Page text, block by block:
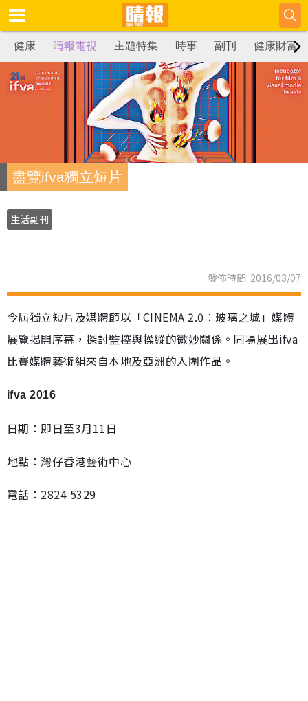
健康 晴報電視 主題特集 時事 副刊 健康財富
盡覽ifva獨立短片
生活副刊
發佈時間: 2016/03/07
今屆獨立短片及媒體節以「CINEMA 2.0：玻璃之城」媒體
展覽揭開序幕，探討監控與操縱的微妙關係。同場展出ifva
比賽媒體藝術組來自本地及亞洲的入圍作品。
ifva 2016
日期：即日至3月11日
地點：灣仔香港藝術中心
電話：2824 5329